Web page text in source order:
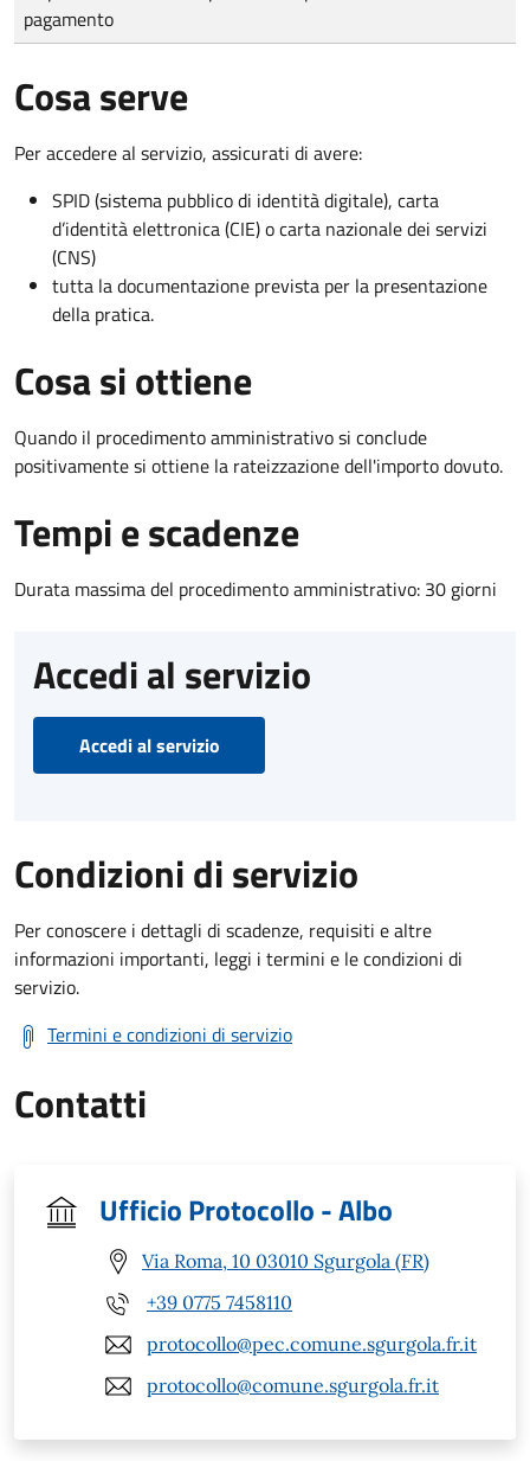
pagamento
Cosa serve
Per accedere al servizio, assicurati di avere:
SPID (sistema pubblico di identità digitale), carta
d’identità elettronica (CIE) o carta nazionale dei servizi
(CNS)
tutta la documentazione prevista per la presentazione
della pratica.
Cosa si ottiene
Quando il procedimento amministrativo si conclude
positivamente si ottiene la rateizzazione dell'importo dovuto.
Tempi e scadenze
Durata massima del procedimento amministrativo: 30 giorni
Accedi al servizio
Accedi al servizio
Condizioni di servizio
Per conoscere i dettagli di scadenze, requisiti e altre
informazioni importanti, leggi i termini e le condizioni di
servizio.
Termini e condizioni di servizio
Contatti
Ufficio Protocollo - Albo
Via Roma, 10 03010 Sgurgola (FR)
+39 0775 7458110
protocollo@pec.comune.sgurgola.fr.it
protocollo@comune.sgurgola.fr.it